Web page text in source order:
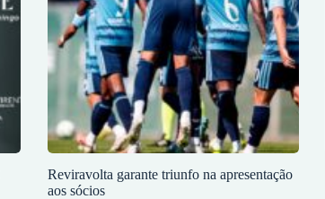
Reviravolta garante triunfo na apresentação
aos sócios